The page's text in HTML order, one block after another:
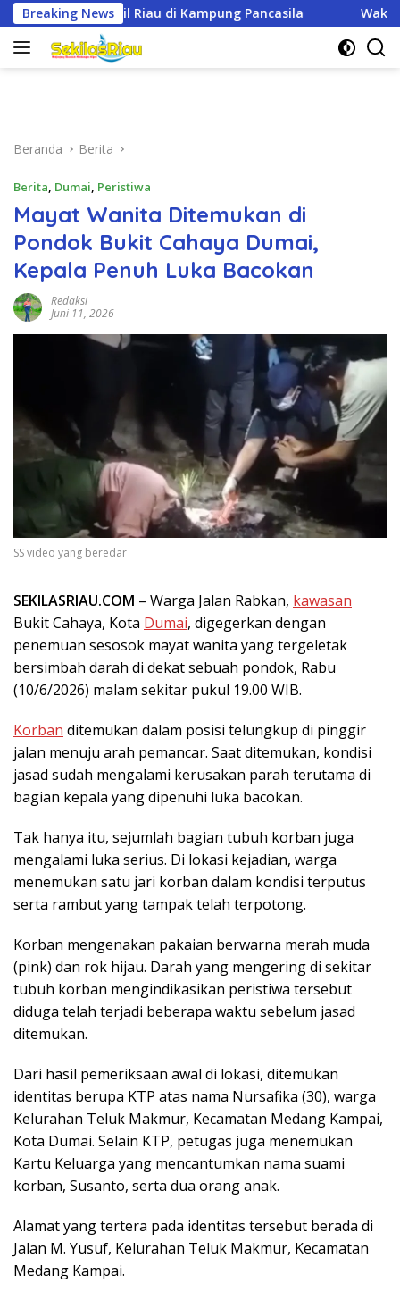
Langsung
ke
konten
Breaking News
Pancasila Wakili Dandim, Dan Unit Intel Kodim
Beranda Berita
Berita, Dumai, Peristiwa
Mayat Wanita Ditemukan di
Pondok Bukit Cahaya Dumai,
Kepala Penuh Luka Bacokan
Redaksi
Juni 11, 2026
SS video yang beredar
SEKILASRIAU.COM – Warga Jalan Rabkan, kawasan
Bukit Cahaya, Kota Dumai, digegerkan dengan
penemuan sesosok mayat wanita yang tergeletak
bersimbah darah di dekat sebuah pondok, Rabu
(10/6/2026) malam sekitar pukul 19.00 WIB.
Korban ditemukan dalam posisi telungkup di pinggir
jalan menuju arah pemancar. Saat ditemukan, kondisi
jasad sudah mengalami kerusakan parah terutama di
bagian kepala yang dipenuhi luka bacokan.
Tak hanya itu, sejumlah bagian tubuh korban juga
mengalami luka serius. Di lokasi kejadian, warga
menemukan satu jari korban dalam kondisi terputus
serta rambut yang tampak telah terpotong.
Korban mengenakan pakaian berwarna merah muda
(pink) dan rok hijau. Darah yang mengering di sekitar
tubuh korban mengindikasikan peristiwa tersebut
diduga telah terjadi beberapa waktu sebelum jasad
ditemukan.
Dari hasil pemeriksaan awal di lokasi, ditemukan
identitas berupa KTP atas nama Nursafika (30), warga
Kelurahan Teluk Makmur, Kecamatan Medang Kampai,
Kota Dumai. Selain KTP, petugas juga menemukan
Kartu Keluarga yang mencantumkan nama suami
korban, Susanto, serta dua orang anak.
Alamat yang tertera pada identitas tersebut berada di
Jalan M. Yusuf, Kelurahan Teluk Makmur, Kecamatan
Medang Kampai.